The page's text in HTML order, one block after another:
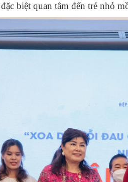
biệt quan tâm đến trẻ nhỏ